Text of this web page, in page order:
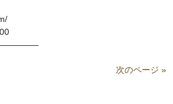
次のページ »